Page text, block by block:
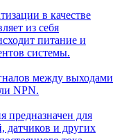
в качестве
из себя
питание и
системы.
между выходами
NPN.
предназначен для
датчиков и других